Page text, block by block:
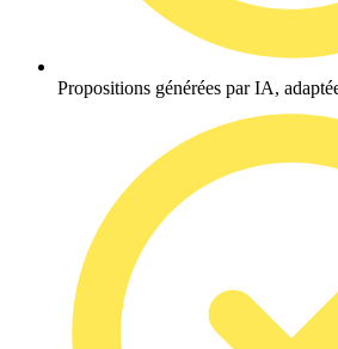
Propositions générées par IA,